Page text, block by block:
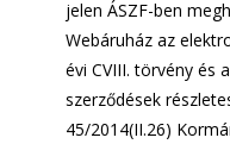
jelen ÁSZF-ben
Webáruház az
évi CVIII. törvény és
szerződések
45/2014(II.26)